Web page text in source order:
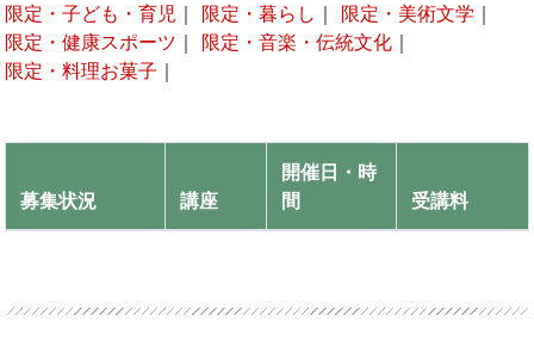
限定・子ども・育児 ｜ 限定・暮らし ｜ 限定・美術文学 ｜
限定・健康スポーツ ｜ 限定・音楽・伝統文化 ｜
限定・料理お菓子 ｜
募集状況 講座
開催日・時
間
受講料